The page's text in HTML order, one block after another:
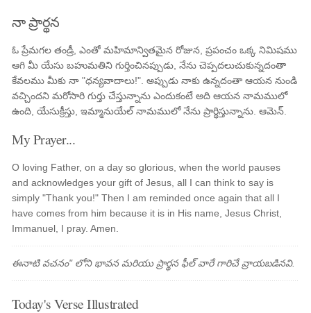
నా ప్రార్థన
ఓ ప్రేమగల తండ్రీ, ఎంతో మహిమాన్వితమైన రోజున, ప్రపంచం ఒక్క నిమిషము
ఆగి మీ యేసు బహుమతిని గుర్తించినప్పుడు, నేను చెప్పదలుచుకున్నదంతా
కేవలము మీకు నా "ధన్యవాదాలు!". అప్పుడు నాకు ఉన్నదంతా ఆయన నుండి
వచ్చిందని మరోసారి గుర్తు చేస్తున్నాను ఎందుకంటే అది ఆయన నామములో
ఉంది, యేసుక్రీస్తు, ఇమ్మానుయేల్ నామములో నేను ప్రార్థిస్తున్నాను. ఆమెన్.
My Prayer...
O loving Father, on a day so glorious, when the world pauses
and acknowledges your gift of Jesus, all I can think to say is
simply "Thank you!" Then I am reminded once again that all I
have comes from him because it is in His name, Jesus Christ,
Immanuel, I pray. Amen.
ఈనాటి వచనం" లోని భావన మరియు ప్రార్థన ఫీల్ వారే గారిచే వ్రాయబడినవి.
Today's Verse Illustrated